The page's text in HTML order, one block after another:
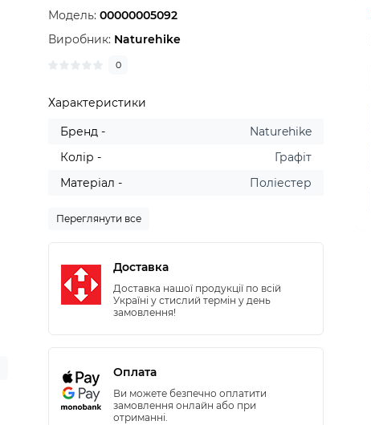
Модель:00000005092
Виробник: Naturehike
0
Характеристики
Бренд -
Naturehike
Колір -
Графіт
Матеріал -
Поліестер
Переглянути все
Доставка
Доставка нашої продукції по всій
Україні у стислий термін у день
замовлення!
Оплата
Ви можете безпечно оплатити
замовлення онлайн або при
отриманні.